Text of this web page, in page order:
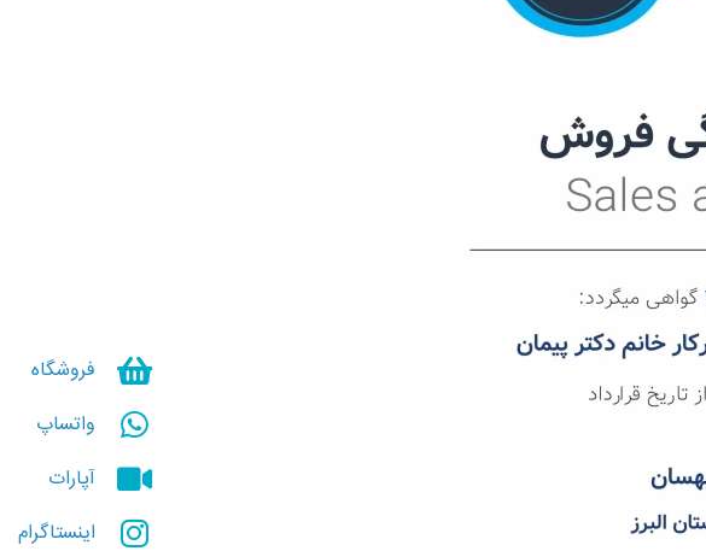
فروشگاه
واتساپ
آپارات
اینستاگرام